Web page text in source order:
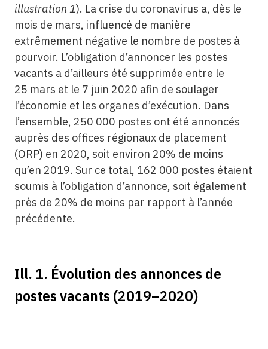
illustration 1). La crise du coronavirus a, dès le
mois de mars, influencé de manière
extrêmement négative le nombre de postes à
pourvoir. L’obligation d’annoncer les postes
vacants a d’ailleurs été supprimée entre le
25 mars et le 7 juin 2020 afin de soulager
l’économie et les organes d’exécution. Dans
l’ensemble, 250 000 postes ont été annoncés
auprès des offices régionaux de placement
(ORP) en 2020, soit environ 20% de moins
qu’en 2019. Sur ce total, 162 000 postes étaient
soumis à l’obligation d’annonce, soit également
près de 20% de moins par rapport à l’année
précédente.
Ill. 1. Évolution des annonces de
postes vacants (2019–2020)